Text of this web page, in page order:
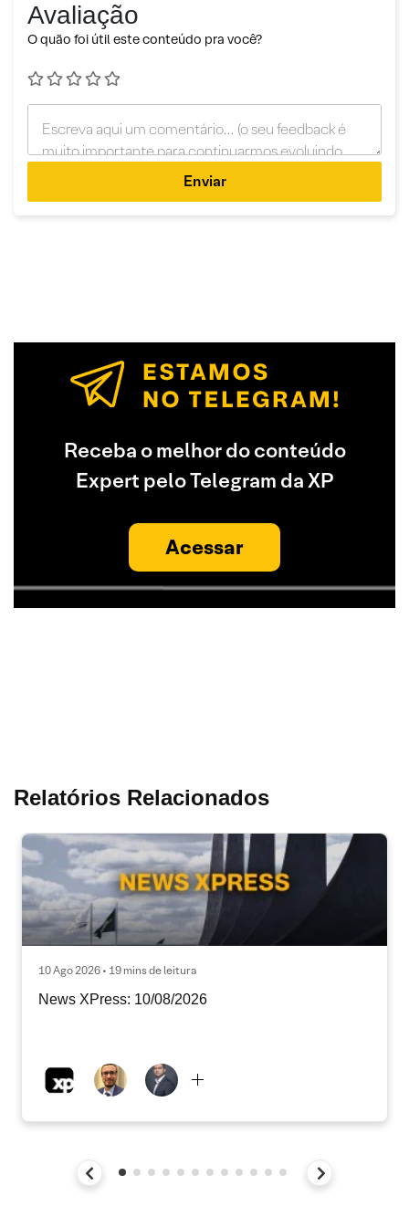
Avaliação
O quão foi útil este conteúdo pra você?
Enviar
Receba o melhor do conteúdo
Expert pelo Telegram da XP
Acessar
Relatórios Relacionados
10 Ago 2026 • 19 mins de leitura
News XPress: 10/08/2026